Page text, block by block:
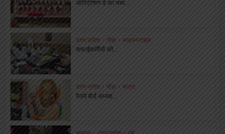
ओरिएंटेशन डे का भब्य...
उत्तर प्रदेश • गोंडा • लाइफस्टाइल
सफाईकर्मियों की...
उत्तर प्रदेश • गोंडा • यात्रा
रेलवे बोर्ड अध्यक्ष...